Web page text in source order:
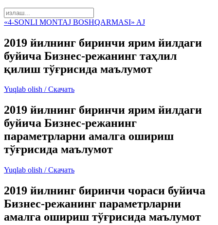
«4-SONLI MONTAJ BOSHQARMASI» AJ
2019 йилнинг биринчи ярим йилдаги
буйича Бизнес-режанинг таҳлил
қилиш тўғрисида маълумот
Yuqlab olish / Скачать
2019 йилнинг биринчи ярим йилдаги
буйича Бизнес-режанинг
параметрларни амалга ошириш
тўғрисида маълумот
Yuqlab olish / Скачать
2019 йилнинг биринчи чораси буйича
Бизнес-режанинг параметрларни
амалга ошириш тўғрисида маълумот